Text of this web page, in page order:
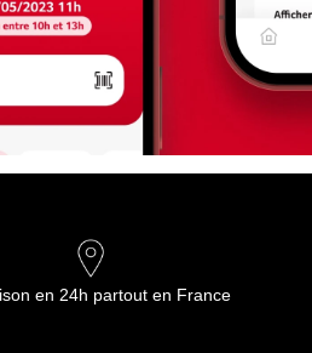
en 24h partout en France